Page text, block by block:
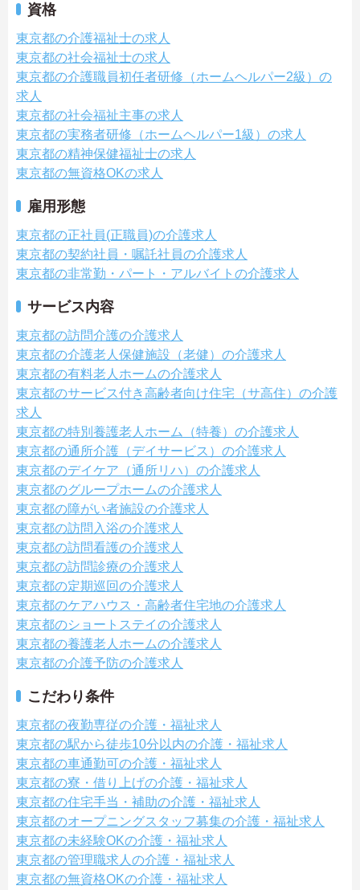
資格
東京都の介護福祉士の求人
東京都の社会福祉士の求人
東京都の介護職員初任者研修（ホームヘルパー2級）の
求人
東京都の社会福祉主事の求人
東京都の実務者研修（ホームヘルパー1級）の求人
東京都の精神保健福祉士の求人
東京都の無資格OKの求人
雇用形態
東京都の正社員(正職員)の介護求人
東京都の契約社員・嘱託社員の介護求人
東京都の非常勤・パート・アルバイトの介護求人
サービス内容
東京都の訪問介護の介護求人
東京都の介護老人保健施設（老健）の介護求人
東京都の有料老人ホームの介護求人
東京都のサービス付き高齢者向け住宅（サ高住）の介護
求人
東京都の特別養護老人ホーム（特養）の介護求人
東京都の通所介護（デイサービス）の介護求人
東京都のデイケア（通所リハ）の介護求人
東京都のグループホームの介護求人
東京都の障がい者施設の介護求人
東京都の訪問入浴の介護求人
東京都の訪問看護の介護求人
東京都の訪問診療の介護求人
東京都の定期巡回の介護求人
東京都のケアハウス・高齢者住宅地の介護求人
東京都のショートステイの介護求人
東京都の養護老人ホームの介護求人
東京都の介護予防の介護求人
こだわり条件
東京都の夜勤専従の介護・福祉求人
東京都の駅から徒歩10分以内の介護・福祉求人
東京都の車通勤可の介護・福祉求人
東京都の寮・借り上げの介護・福祉求人
東京都の住宅手当・補助の介護・福祉求人
東京都のオープニングスタッフ募集の介護・福祉求人
東京都の未経験OKの介護・福祉求人
東京都の管理職求人の介護・福祉求人
東京都の無資格OKの介護・福祉求人